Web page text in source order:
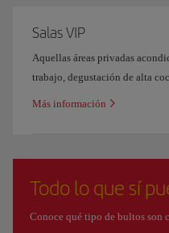
Salas VIP
Aquellas áreas privadas
trabajo, degustación de alta
Más información
Todo lo que sí
Conoce qué tipo de bultos son